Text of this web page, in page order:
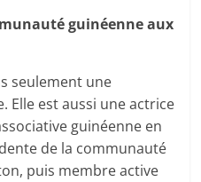
guinéenne aux
seulement une
Elle est aussi une actrice
guinéenne en
de la communauté
puis membre active